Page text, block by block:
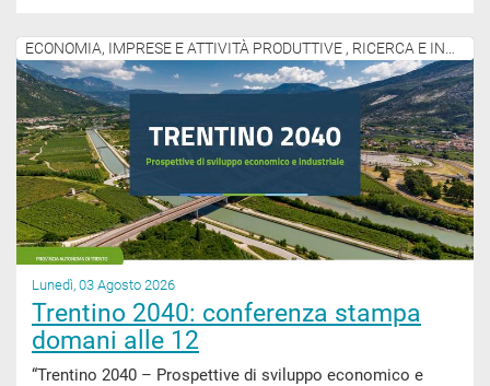
Lunedì, 03 Agosto 2026
Trentino 2040: conferenza stampa
domani alle 12
“Trentino 2040 – Prospettive di sviluppo economico e